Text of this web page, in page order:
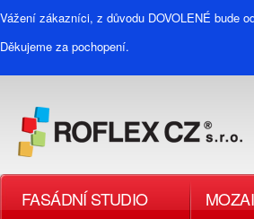
Vážení zákazníci, z důvodu DOVOLENÉ bude
Děkujeme za pochopení.
FASÁDNÍ STUDIO